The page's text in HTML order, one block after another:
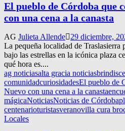
El pueblo de Córdoba que
con una cena a la canasta
AG Julieta Allende 29 diciembre,
La pequeña localidad de Traslasierra
bajo las estrellas en la icónica plaza
qué hora es....
ag noticiasalta gracia noticiasbrindis
comunidadcuriosidadesEl pueblo de
Nuevo con una cena a la canasta
mágicaNoticiasNoticias de Córdoba
centenarioturistasveranovilla cura
Locales